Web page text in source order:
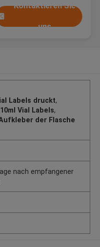
Kontaktieren Sie
uns
Labels druckt,
Vial Labels,
der Flasche
nach empfangener